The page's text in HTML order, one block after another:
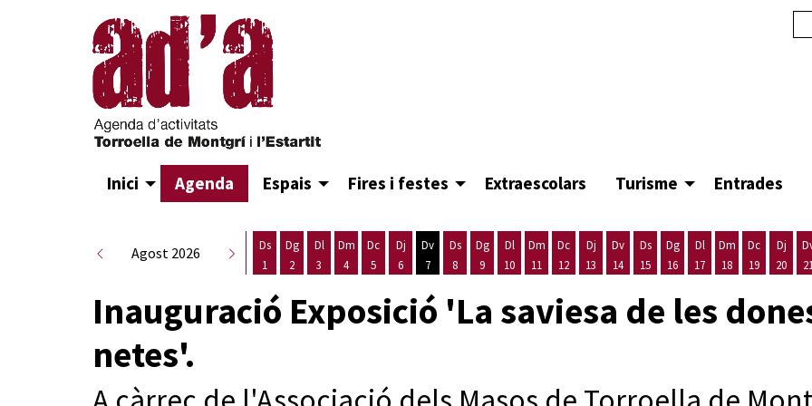
Inici Agenda Espais Fires i festes Extraescolars Turisme Entrades
Agost 2026
Ds
1
Dg
2
Dl
3
Dm
4
Dc
5
Dj
6
Dv
7
Ds
8
Dg
9
Dl
10
Dm
11
Dc
12
Dj
13
Dv
14
Ds
15
Dg
16
Dl
17
Dm
18
Dc
19
Dj
20
Inauguració Exposició 'La saviesa de les
netes'.